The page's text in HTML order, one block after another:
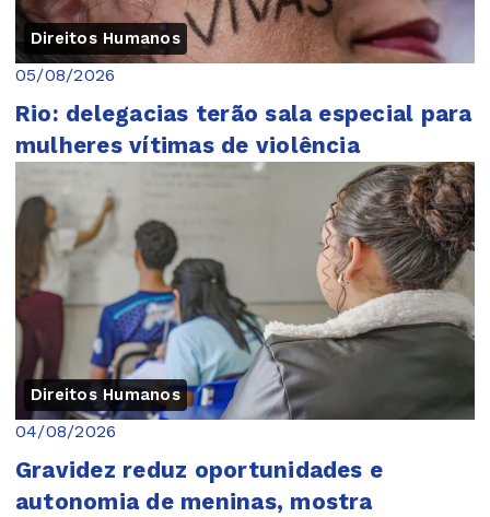
Direitos Humanos
05/08/2026
Rio: delegacias terão sala especial para
mulheres vítimas de violência
Direitos Humanos
04/08/2026
Gravidez reduz oportunidades e
autonomia de meninas, mostra